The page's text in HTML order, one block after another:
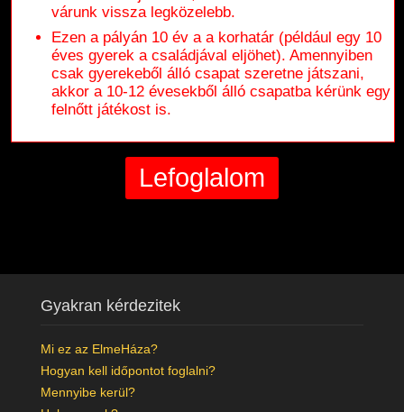
várunk vissza legközelebb.
Ezen a pályán 10 év a a korhatár (például egy 10
éves gyerek a családjával eljöhet). Amennyiben
csak gyerekeből álló csapat szeretne játszani,
akkor a 10-12 évesekből álló csapatba kérünk egy
felnőtt játékost is.
Gyakran kérdezitek
Mi ez az ElmeHáza?
Hogyan kell időpontot foglalni?
Mennyibe kerül?